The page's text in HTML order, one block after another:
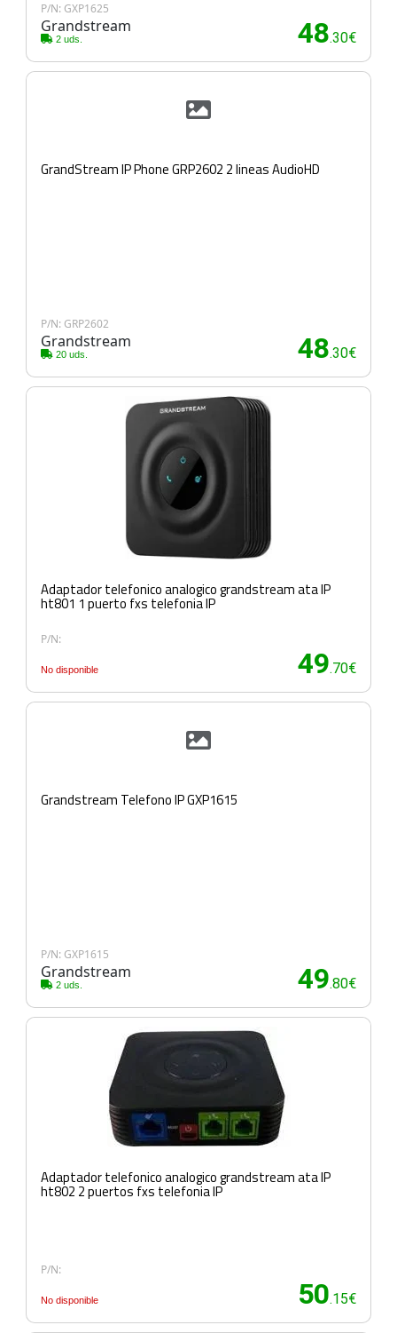
P/N: GXP1625
Grandstream
2 uds. 48.30€
GrandStream IP Phone GRP2602 2 lineas AudioHD
P/N: GRP2602
Grandstream
20 uds. 48.30€
Adaptador telefonico analogico grandstream ata IP
ht801 1 puerto fxs telefonia IP
P/N:
No disponible 49.70€
Grandstream Telefono IP GXP1615
P/N: GXP1615
Grandstream
2 uds. 49.80€
Adaptador telefonico analogico grandstream ata IP
ht802 2 puertos fxs telefonia IP
P/N:
No disponible 50.15€